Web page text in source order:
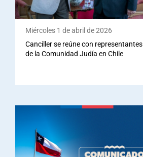
Miércoles 1 de abril de 2026
Canciller se reúne con representantes
de la Comunidad Judía en Chile